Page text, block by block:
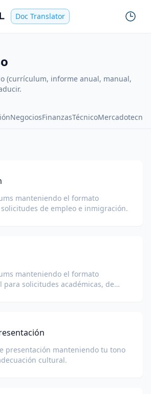
Doc Translator
(currículum, informe anual, manual,
NegociosFinanzasTécnicoMercadotecnia
manteniendo el formato
de empleo e inmigración.
manteniendo el formato
solicitudes académicas, de
presentación manteniendo tu tono
cultural.